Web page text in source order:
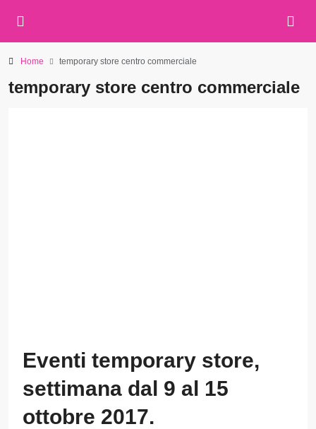
Home temporary store centro commerciale
temporary store centro commerciale
Eventi temporary store,
settimana dal 9 al 15
ottobre 2017.